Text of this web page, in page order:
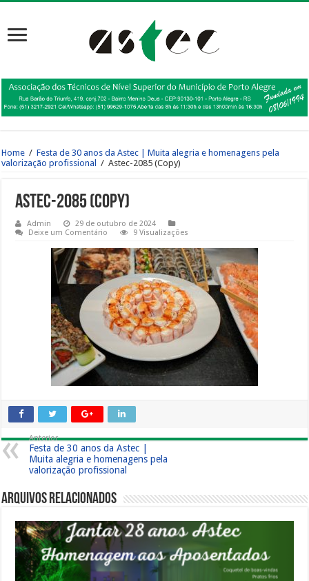
Home / Festa de 30 anos da Astec | Muita alegria e homenagens pela
valorização profissional
/ Astec-2085 (Copy)
Astec-2085 (Copy)
Admin
29 de outubro de 2024
Deixe um Comentário
9 Visualizações
Anterior
Festa de 30 anos da Astec |
Muita alegria e homenagens pela
valorização profissional
Arquivos Relacionados